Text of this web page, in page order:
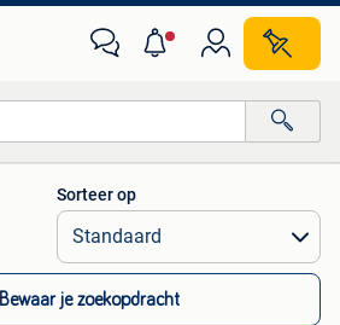
Alle afstanden…
Sorteer op
Bewaar je zoekopdracht